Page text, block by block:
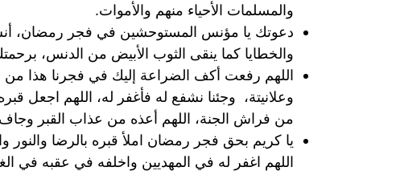
والمسلمات الأحياء منهم والأموات.
دعوتك يا مؤنس المستوحشين في فجر رمضان،
والخطايا كما ينقى الثوب الأبيض من الدنس،
اللهم رفعت أكف الضراعة إليك في فجرنا هذا
وعلانيتة، وجئنا نشفع له فأغفر له، اللهم
من فراش الجنة، اللهم أعذه من عذاب القبر
يا كريم بحق فجر رمضان املأ قبره بالرضا
اللهم اغفر له في المهديين واخلفه في عقبه في